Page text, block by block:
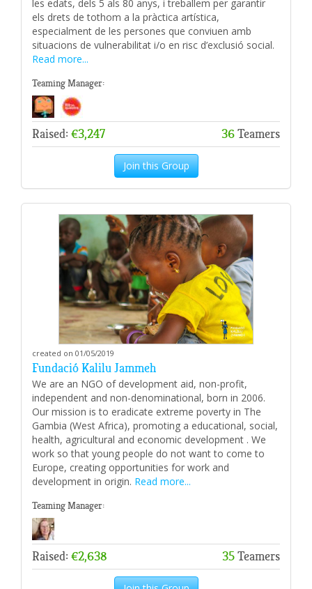
les edats, dels 5 als 80 anys, i treballem per garantir
els drets de tothom a la pràctica artística,
especialment de les persones que conviuen amb
situacions de vulnerabilitat i/o en risc d’exclusió social.
Read more...
Teaming Manager:
Raised: €3,247 36Teamers
Join this Group
created on 01/05/2019
Fundació Kalilu Jammeh
We are an NGO of development aid, non-profit,
independent and non-denominational, born in 2006.
Our mission is to eradicate extreme poverty in The
Gambia (West Africa), promoting a educational, social,
health, agricultural and economic development . We
work so that young people do not want to come to
Europe, creating opportunities for work and
development in origin. Read more...
Teaming Manager:
Raised: €2,638 35Teamers